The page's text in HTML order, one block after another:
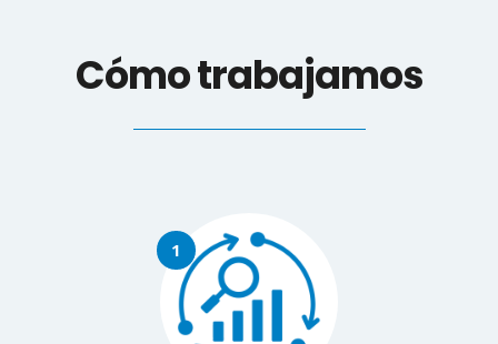
Cómo trabajamos
1